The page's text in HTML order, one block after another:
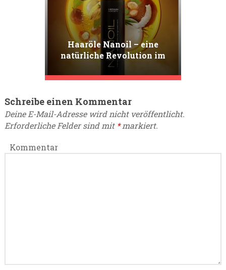
Haaröle Nanoil – eine
natürliche Revolution im
Rahmen der Haarpflege
Schreibe einen Kommentar
Deine E-Mail-Adresse wird nicht veröffentlicht.
Erforderliche Felder sind mit *markiert.
Kommentar